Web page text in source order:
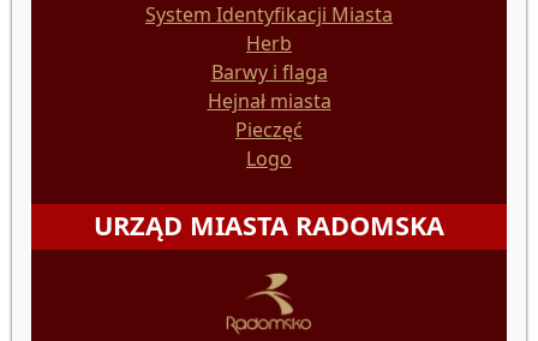
System Identyfikacji Miasta
Herb
Barwy i flaga
Hejnał miasta
Pieczęć
Logo
URZĄD MIASTA RADOMSKA